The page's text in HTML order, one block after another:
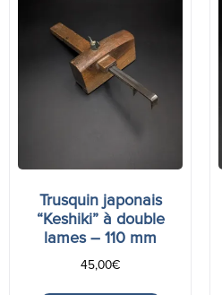
Trusquin japonais
“Keshiki” à double
lames – 110 mm
45,00€